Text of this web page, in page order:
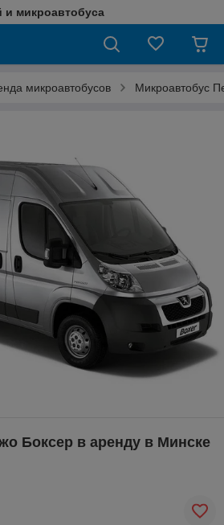
и микроавтобуса
микроавтобусов Микроавтобус
Боксер в аренду в Минске